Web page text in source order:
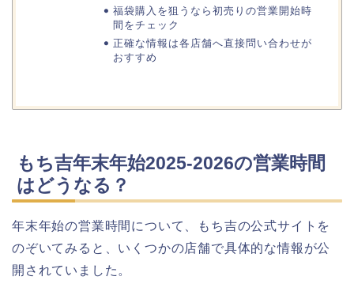
日立さくらまつり2026の屋台・出店ま
とめ!交通規制は何時から何時まで?
福井桜祭り2026の屋台は何時まで(い
福袋購入を狙うなら初売りの営業開始時
間をチェック
正確な情報は各店舗へ直接問い合わせが
おすすめ
もち吉年末年始2025-2026の営業時間
はどうなる？
年末年始の営業時間について、もち吉の公式サイトを
のぞいてみると、いくつかの店舗で具体的な情報が公
開されていました。